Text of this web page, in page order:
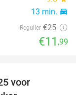
13 min. directions_car
Regulier €25
€11 ,99
voor